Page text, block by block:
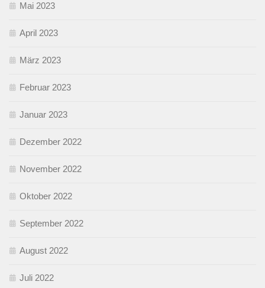
Mai 2023
April 2023
März 2023
Februar 2023
Januar 2023
Dezember 2022
November 2022
Oktober 2022
September 2022
August 2022
Juli 2022